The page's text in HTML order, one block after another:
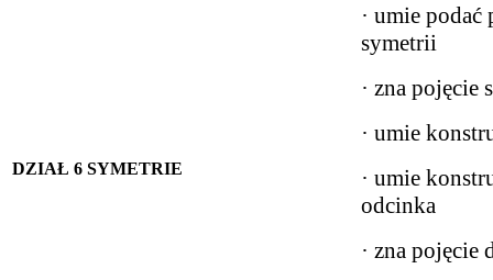
DZIAŁ 6 SYMETRIE
· umie
symetrii
· zna pojęcie
· umie
· umie
odcinka
· zna pojęcie